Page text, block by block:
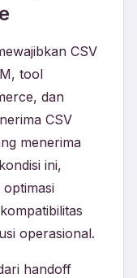
CSV
tool
dan
CSV
menerima
ini,
operasional.
handoff